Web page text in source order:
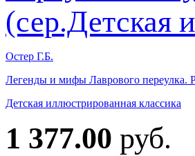
Остер Г.Б.
Легенды и мифы Лаврового переулка.
Детская иллюстрированная классика
1 377.00 руб.